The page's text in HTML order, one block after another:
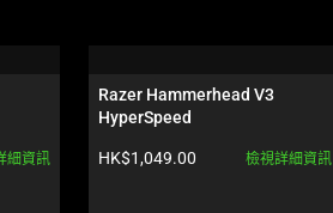
細資訊
Razer Hammerhead V3
HyperSpeed
產品價格:
HK$1,049.00 檢視詳細資訊